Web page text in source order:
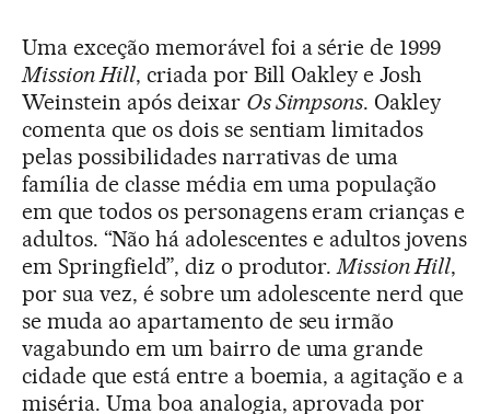
Uma exceção memorável foi a série de 1999
Mission Hill, criada por Bill Oakley e Josh
Weinstein após deixar Os Simpsons. Oakley
comenta que os dois se sentiam limitados
pelas possibilidades narrativas de uma
família de classe média em uma população
em que todos os personagens eram crianças e
adultos. “Não há adolescentes e adultos jovens
em Springfield”, diz o produtor.Mission Hill,
por sua vez, é sobre um adolescente nerd que
se muda ao apartamento de seu irmão
vagabundo em um bairro de uma grande
cidade que está entre a boemia, a agitação e a
miséria. Uma boa analogia, aprovada por